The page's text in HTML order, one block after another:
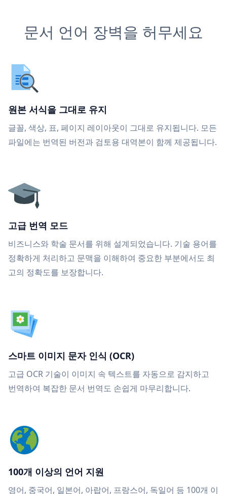
문서 언어 장벽을 허무세요
원본 서식을 그대로 유지
글꼴, 색상, 표, 페이지 레이아웃이 그대로 유지됩니다. 모든
파일에는 번역된 버전과 검토용 대역본이 함께 제공됩니다.
고급 번역 모드
비즈니스와 학술 문서를 위해 설계되었습니다. 기술 용어를
정확하게 처리하고 문맥을 이해하여 중요한 부분에서도 최
고의 정확도를 보장합니다.
스마트 이미지 문자 인식 (OCR)
고급 OCR 기술이 이미지 속 텍스트를 자동으로 감지하고
번역하여 복잡한 문서 번역도 손쉽게 마무리합니다.
100개 이상의 언어 지원
영어, 중국어, 일본어, 아랍어, 프랑스어, 독일어 등 100개 이